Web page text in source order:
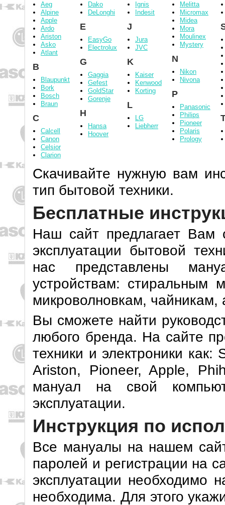
Aeg
Alpine
Apple
Ardo
Ariston
Asko
Atlant
B
Blaupunkt
Bork
Bosch
Braun
C
Calcell
Canon
Celsior
Clarion
Dako
DeLonghi
E
EasyGo
Electrolux
G
Gaggia
Gefest
GoldStar
Gorenje
H
Hansa
Hoover
Ignis
Indesit
J
Jura
JVC
K
Kaiser
Kenwood
Korting
L
LG
Liebherr
Melitta
Micromax
Midea
Mora
Moulinex
Mystery
N
Nikon
Nivona
P
Panasonic
Philips
Pioneer
Polaris
Prology
Скачивайте нужную вам
тип бытовой техники.
Бесплатные
Наш сайт предлагает Вам
эксплуатации бытовой
нас представлены
устройствам: стиральным
микроволновкам,
Вы сможете найти
любого бренда. На сайте
техники и электроники
Ariston, Pioneer, Apple,
мануал на свой
эксплуатации.
Инструкция по
Все мануалы на нашем
паролей и регистрации на
эксплуатации необходимо
необходима. Для этого